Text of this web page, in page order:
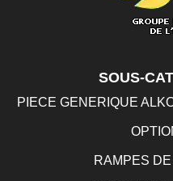
SOUS-
PIECE GENERIQUE
RAMPES